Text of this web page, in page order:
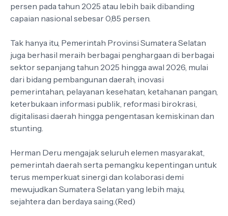
persen pada tahun 2025 atau lebih baik dibanding
capaian nasional sebesar 0,85 persen.
Tak hanya itu, Pemerintah Provinsi Sumatera Selatan
juga berhasil meraih berbagai penghargaan di berbagai
sektor sepanjang tahun 2025 hingga awal 2026, mulai
dari bidang pembangunan daerah, inovasi
pemerintahan, pelayanan kesehatan, ketahanan pangan,
keterbukaan informasi publik, reformasi birokrasi,
digitalisasi daerah hingga pengentasan kemiskinan dan
stunting.
Herman Deru mengajak seluruh elemen masyarakat,
pemerintah daerah serta pemangku kepentingan untuk
terus memperkuat sinergi dan kolaborasi demi
mewujudkan Sumatera Selatan yang lebih maju,
sejahtera dan berdaya saing.(Red)